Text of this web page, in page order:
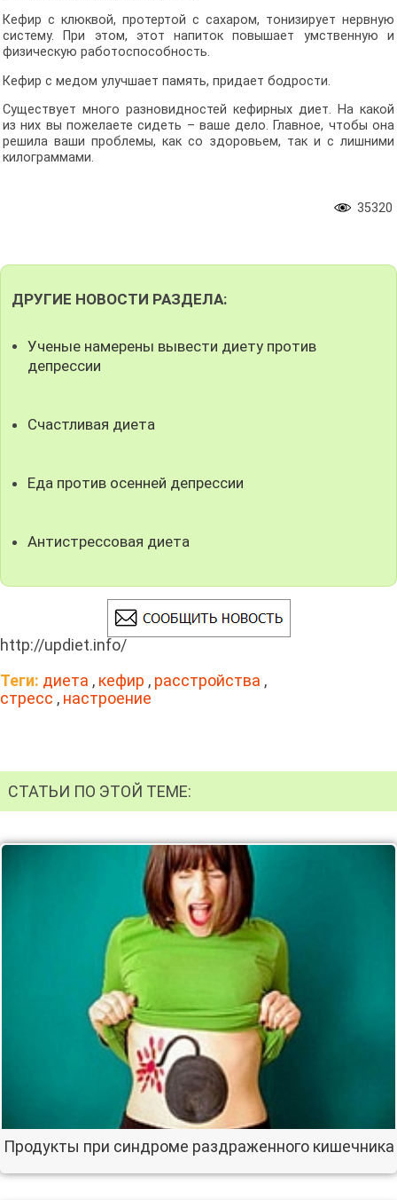
Кефир с клюквой, протертой с сахаром, тонизирует нервную
систему. При этом, этот напиток повышает умственную и
физическую работоспособность.
Кефир с медом улучшает память, придает бодрости.
Существует много разновидностей кефирных диет. На какой
из них вы пожелаете сидеть – ваше дело. Главное, чтобы она
решила ваши проблемы, как со здоровьем, так и с лишними
килограммами.
35320
ДРУГИЕ НОВОСТИ РАЗДЕЛА:
Ученые намерены вывести диету против
депрессии
Счастливая диета
Еда против осенней депрессии
Антистрессовая диета
http://updiet.info/
Теги: диета , кефир , расстройства ,
стресс , настроение
СТАТЬИ ПО ЭТОЙ ТЕМЕ:
Продукты при синдроме раздраженного кишечника